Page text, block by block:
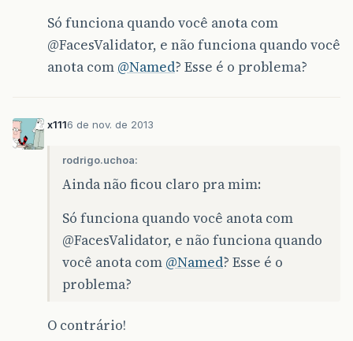
Só funciona quando você anota com
@FacesValidator, e não funciona quando você
anota com @Named? Esse é o problema?
x1116 de nov. de 2013
rodrigo.uchoa:
Ainda não ficou claro pra mim:
Só funciona quando você anota com
@FacesValidator, e não funciona quando
você anota com @Named? Esse é o
problema?
O contrário!